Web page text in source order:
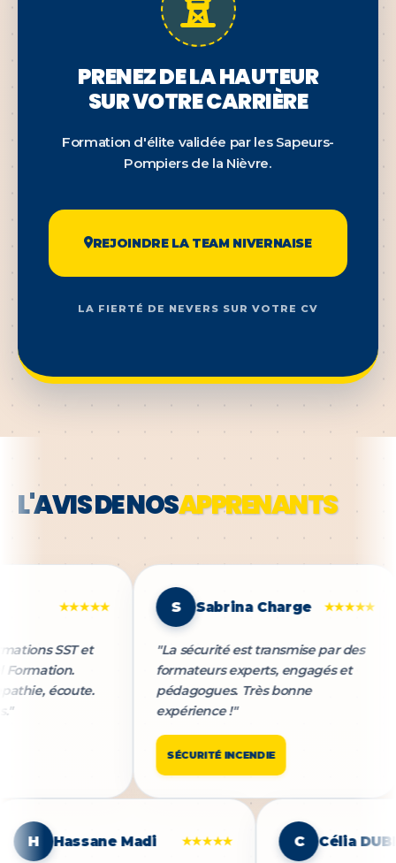
PRENEZ DE LA HAUTEUR
SUR VOTRE CARRIÈRE
Formation d'élite validée par les Sapeurs-
Pompiers de la Nièvre.
REJOINDRE LA TEAM NIVERNAISE
LA FIERTÉ DE NEVERS SUR VOTRE CV
L'AVIS DE NOSAPPRENANTS
★★★★★
SST et
écoute.
S Sabrina Charge ★★★★★
"La sécurité est transmise par des
formateurs experts, engagés et
pédagogues. Très bonne
expérience !"
SÉCURITÉ INCENDIE
H Hassane Madi ★★★★★ C Célia